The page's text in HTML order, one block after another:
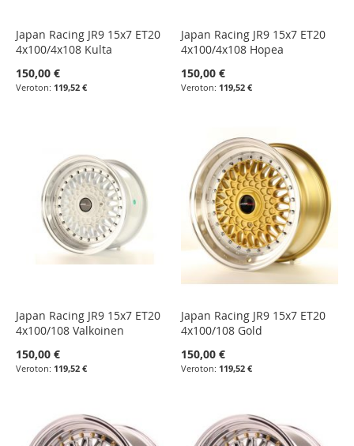
Japan Racing JR9 15x7 ET20
4x100/4x108 Kulta
150,00 €
119,52 €
Japan Racing JR9 15x7 ET20
4x100/4x108 Hopea
150,00 €
119,52 €
Japan Racing JR9 15x7 ET20
4x100/108 Valkoinen
150,00 €
119,52 €
Japan Racing JR9 15x7 ET20
4x100/108 Gold
150,00 €
119,52 €